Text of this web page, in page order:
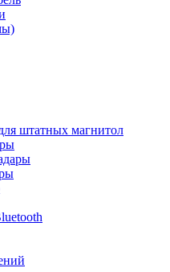
штатных магнитол